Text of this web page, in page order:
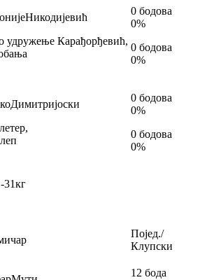
Никодијевић
удружење Карађорђевић,
0 бодова
0%
0 бодова
0%
Димитријоски
,
0 бодова
0%
0 бодова
0%
-31кг
Појед./
Клупски
12 бода